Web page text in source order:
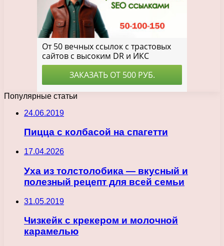
Популярные статьи
24.06.2019
Пицца с колбасой на спагетти
17.04.2026
Уха из толстолобика — вкусный и
полезный рецепт для всей семьи
31.05.2019
Чизкейк с крекером и молочной
карамелью